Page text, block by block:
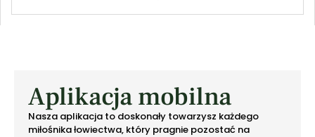
Aplikacja mobilna
Nasza aplikacja to doskonały towarzysz każdego
miłośnika łowiectwa, który pragnie pozostać na